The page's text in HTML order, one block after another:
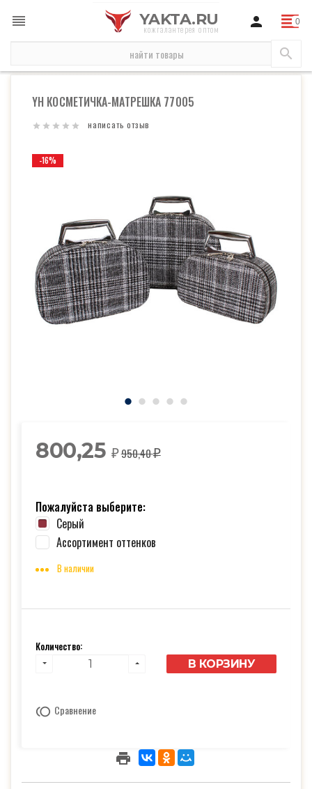
YAKTA.RU
кожгалантерея оптом
YH Косметичка-матрешка 77005
YH КОСМЕТИЧКА-МАТРЕШКА 77005
написать отзыв
-16%
800,25 ₽ 950,40₽
Пожалуйста выберите:
Серый
Ассортимент оттенков
В наличии
Количество:
В КОРЗИНУ
Сравнение